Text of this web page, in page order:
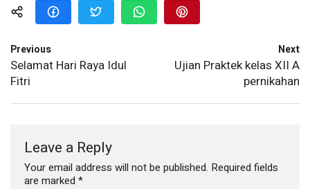
Previous
Selamat Hari Raya Idul
Fitri
Next
Ujian Praktek kelas XII A
pernikahan
Leave a Reply
Your email address will not be published. Required fields
are marked *